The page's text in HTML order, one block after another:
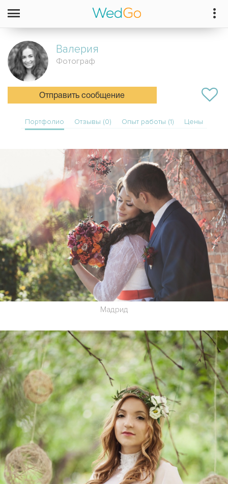
Валерия
Фотограф
Отправить сообщение
Портфолио Отзывы (0) Опыт работы (1) Цены
Мадрид